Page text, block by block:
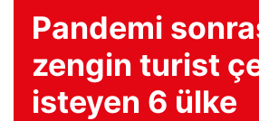
Pandemi
zengin turist
isteyen 6 ülke